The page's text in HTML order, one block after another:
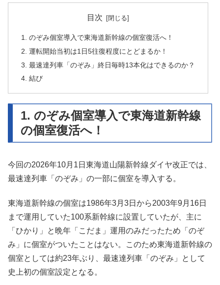
目次
1. のぞみ個室導入で東海道新幹線の個室復活へ！
2. 運転開始当初は1日5往復程度にとどまるか！
3. 最速達列車「のぞみ」終日毎時13本化はできるのか？
4. 結び
1. のぞみ個室導入で東海道新幹線
の個室復活へ！
今回の2026年10月1日東海道山陽新幹線ダイヤ改正では、
最速達列車「のぞみ」の一部に個室を導入する。
東海道新幹線の個室は1986年3月3日から2003年9月16日
まで運用していた100系新幹線に設置していたが、主に
「ひかり」と晩年「こだま」運用のみだったため「のぞ
み」に個室がついたことはない。このため東海道新幹線の
個室としては約23年ぶり、最速達列車「のぞみ」として
史上初の個室設定となる。